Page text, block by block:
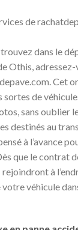
de
dans le
Othis, adressez-
Cet
de
sans oublier
destinés au
à l’avance
que le contrat
rejoindront à
véhicule